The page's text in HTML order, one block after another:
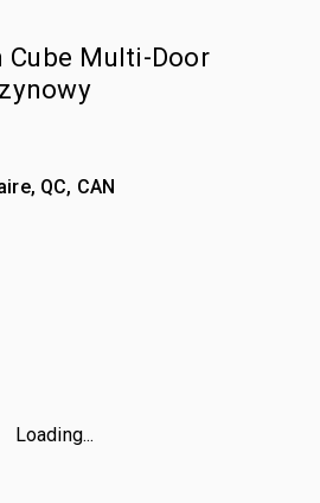
Multi-Door
QC, CAN
Loading...